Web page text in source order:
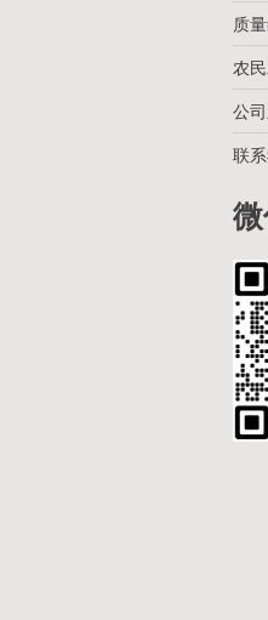
质
农
公
联